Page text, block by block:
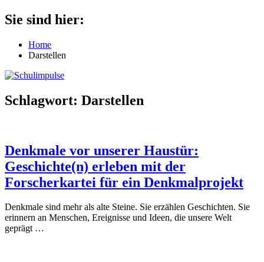
Zum
Inhalt
Schulimpulse
für
Grundschule
Sie sind hier:
Home
Darstellen
Schlagwort: Darstellen
Denkmale vor unserer Haustür:
Geschichte(n) erleben mit der
Forscherkartei für ein Denkmalprojekt
Denkmale sind mehr als alte Steine. Sie erzählen Geschichten. Sie
erinnern an Menschen, Ereignisse und Ideen, die unsere Welt
geprägt …